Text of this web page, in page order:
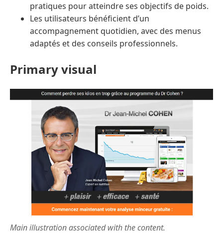
pratiques pour atteindre ses objectifs de poids.
Les utilisateurs bénéficient d’un
accompagnement quotidien, avec des menus
adaptés et des conseils professionnels.
Primary visual
Main illustration associated with the content.